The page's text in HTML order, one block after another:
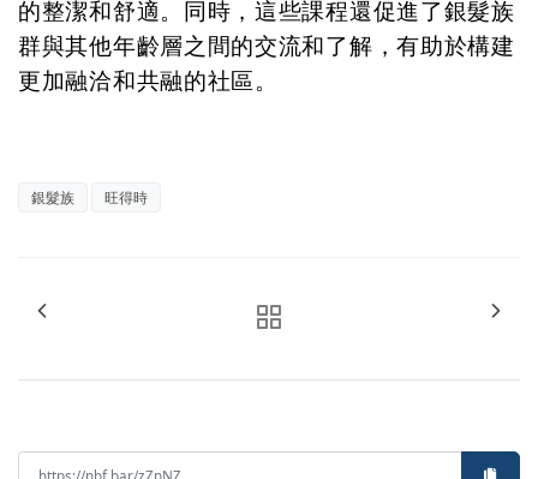
的整潔和舒適。同時，這些課程還促進了銀髮族
群與其他年齡層之間的交流和了解，有助於構建
更加融洽和共融的社區。
銀髮族 旺得時